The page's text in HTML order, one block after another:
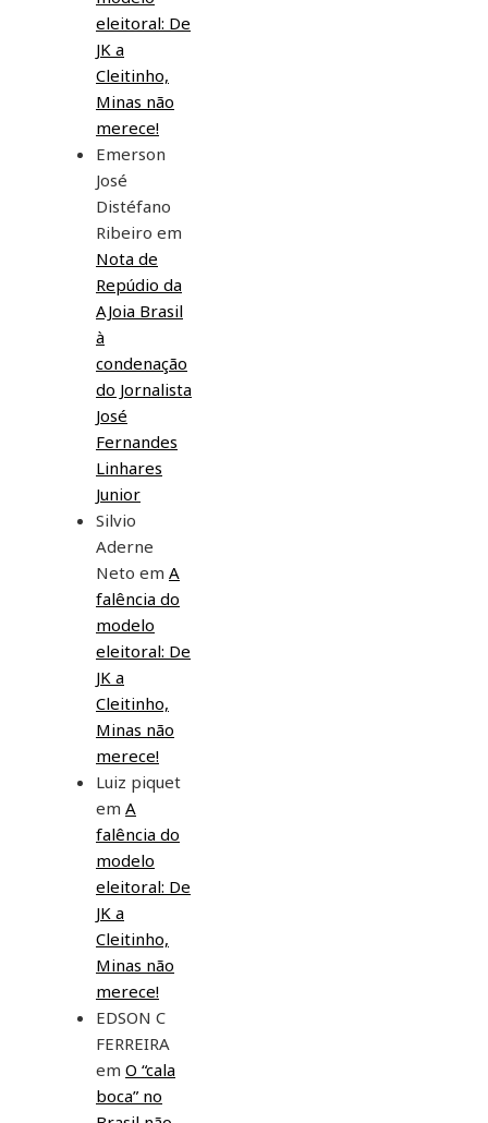
eleitoral: De
JK a
Cleitinho,
Minas não
merece!
Emerson
José
Distéfano
Ribeiro em
Nota de
Repúdio da
AJoia Brasil
à
condenação
do Jornalista
José
Fernandes
Linhares
Junior
Silvio
Aderne
Neto em A
falência do
modelo
eleitoral: De
JK a
Cleitinho,
Minas não
merece!
Luiz piquet
em A
falência do
modelo
eleitoral: De
JK a
Cleitinho,
Minas não
merece!
EDSON C
FERREIRA
em O “cala
boca” no